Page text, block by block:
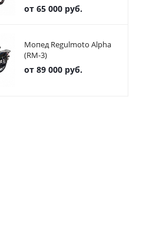
от 65 000 руб.
Мопед Regulmoto Alpha
(RM-3)
от 89 000 руб.